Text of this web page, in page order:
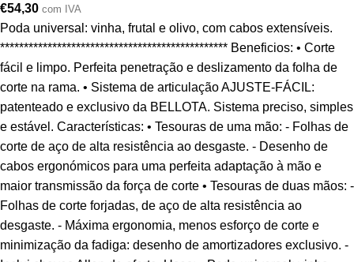
€54,30 com IVA
Poda universal: vinha, frutal e olivo, com cabos extensíveis.
************************************************ Beneficios: • Corte
fácil e limpo. Perfeita penetração e deslizamento da folha de
corte na rama. • Sistema de articulação AJUSTE-FÁCIL:
patenteado e exclusivo da BELLOTA. Sistema preciso, simples
e estável. Características: • Tesouras de uma mão: - Folhas de
corte de aço de alta resistência ao desgaste. - Desenho de
cabos ergonómicos para uma perfeita adaptação à mão e
maior transmissão da força de corte • Tesouras de duas mãos: -
Folhas de corte forjadas, de aço de alta resistência ao
desgaste. - Máxima ergonomia, menos esforço de corte e
minimização da fadiga: desenho de amortizadores exclusivo. -